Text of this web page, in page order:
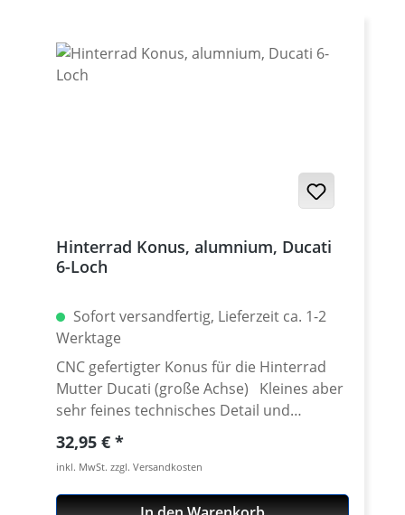
Hinterrad Konus, alumnium, Ducati
6-Loch
Sofort versandfertig, Lieferzeit ca. 1-2
Werktage
CNC gefertigter Konus für die Hinterrad
Mutter Ducati (große Achse) Kleines aber
sehr feines technisches Detail und
optische Highlight. Der Konus wird unter
der Zentralmutter des Hinterrades
verbaut. Der hellgraue original Konus ist
kein gefälliges Teil und sollte bei einem
Regulärer Preis:
32,95 €
inkl. MwSt. zzgl. Versandkosten